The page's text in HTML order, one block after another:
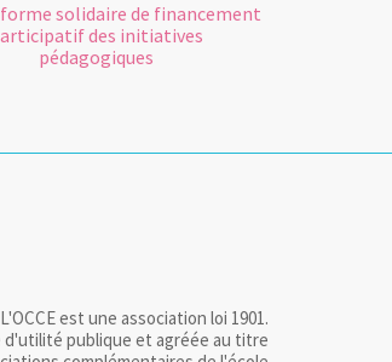
solidaire de financement
des initiatives
pédagogiques
L'OCCE est une association loi 1901.
d'utilité publique et agréée au titre